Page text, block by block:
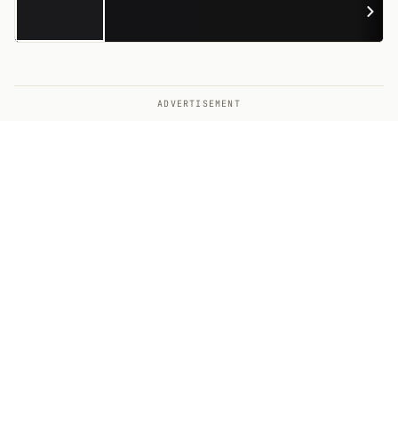
ADVERTISEMENT